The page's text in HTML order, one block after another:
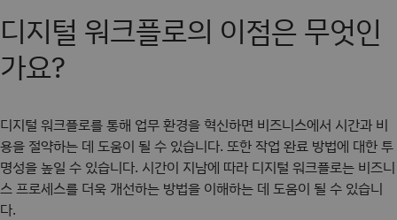
디지털 워크플로의 이점은 무엇인
가요?
디지털 워크플로를 통해 업무 환경을 혁신하면 비즈니스에서 시간과 비
용을 절약하는 데 도움이 될 수 있습니다. 또한 작업 완료 방법에 대한 투
명성을 높일 수 있습니다. 시간이 지남에 따라 디지털 워크플로는 비즈니
스 프로세스를 더욱 개선하는 방법을 이해하는 데 도움이 될 수 있습니
다.